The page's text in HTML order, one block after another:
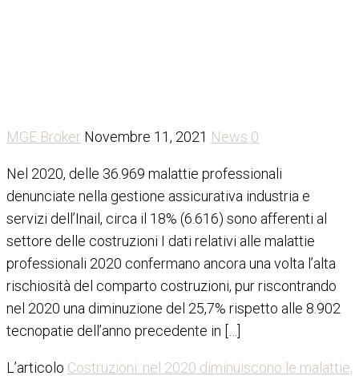
MGE Broker Novembre 11, 2021 News 0
Nel 2020, delle 36.969 malattie professionali
denunciate nella gestione assicurativa industria e
servizi dell’Inail, circa il 18% (6.616) sono afferenti al
settore delle costruzioni I dati relativi alle malattie
professionali 2020 confermano ancora una volta l’alta
rischiosità del comparto costruzioni, pur riscontrando
nel 2020 una diminuzione del 25,7% rispetto alle 8.902
tecnopatie dell’anno precedente in […]
L’articolo Costruzioni: nel 2020 diminuiscono le malattie,